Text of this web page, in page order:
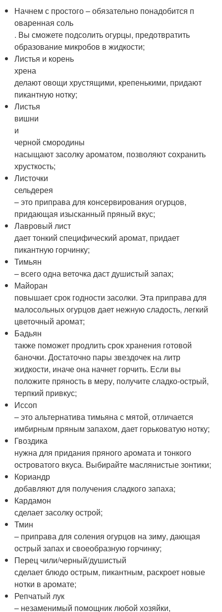
Начнем с простого – обязательно понадобится п
оваренная соль
. Вы сможете подсолить огурцы, предотвратить
образование микробов в жидкости;
Листья и корень
хрена
делают овощи хрустящими, крепенькими, придают
пикантную нотку;
Листья
вишни
и
черной смородины
насыщают засолку ароматом, позволяют сохранить
хрусткость;
Листочки
сельдерея
– это приправа для консервирования огурцов,
придающая изысканный пряный вкус;
Лавровый лист
дает тонкий специфический аромат, придает
пикантную горчинку;
Тимьян
– всего одна веточка даст душистый запах;
Майоран
повышает срок годности засолки. Эта приправа для
малосольных огурцов дает нежную сладость, легкий
цветочный аромат;
Бадьян
также поможет продлить срок хранения готовой
баночки. Достаточно пары звездочек на литр
жидкости, иначе она начнет горчить. Если вы
положите пряность в меру, получите сладко-острый,
терпкий привкус;
Иссоп
– это альтернатива тимьяна с мятой, отличается
имбирным пряным запахом, дает горьковатую нотку;
Гвоздика
нужна для придания пряного аромата и тонкого
островатого вкуса. Выбирайте маслянистые зонтики;
Кориандр
добавляют для получения сладкого запаха;
Кардамон
сделает засолку острой;
Тмин
– приправа для соления огурцов на зиму, дающая
острый запах и своеобразную горчинку;
Перец чили/черный/душистый
сделает блюдо острым, пикантным, раскроет новые
нотки в аромате;
Репчатый лук
– незаменимый помощник любой хозяйки,